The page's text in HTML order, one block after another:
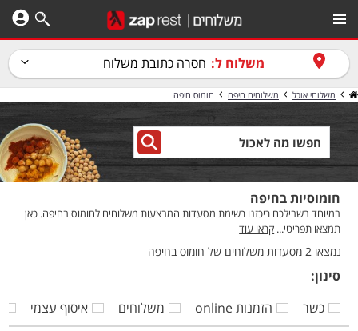
משלוח ל: חסרה כתובת משלוח
משלוחי אוכל משלוחים חיפה חומוס חיפה
חומוסיות בחיפה
במיוחד בשבילכם ריכזנו רשימת מסעדות המבצעות משלוחים לחומוס בחיפה. כאן
תמצאו תפריטי... קראו עוד
נמצאו 2 מסעדות משלוחים של חומוס בחיפה
סינון:
כשר
הזמנות online משלוחים איסוף עצמי